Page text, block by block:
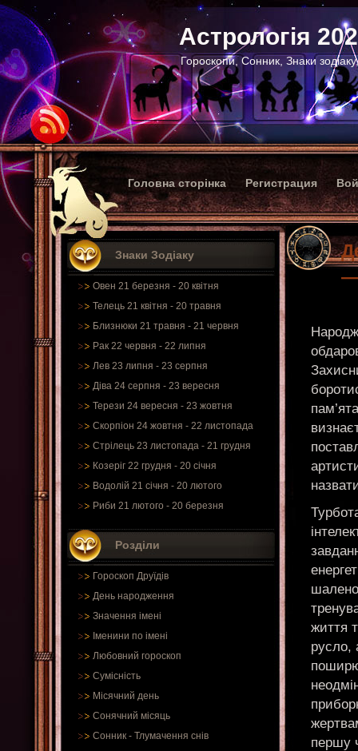
Астрологія
Гороскопи, Сонник, Знаки
Головна сторінка Регистрация
Знаки Зодіаку
Овен 21 березня - 20 квітня
Телець 21 квітня - 20 травня
Близнюки 21 травня - 21 червня
Рак 22 червня - 22 липня
Лев 23 липня - 23 серпня
Діва 24 серпня - 23 вересня
Терези 24 вересня - 23 жовтня
Скорпіон 24 жовтня - 22 листопада
Стрілець 23 листопада - 21 грудня
Козеріг 22 грудня - 20 січня
Водолій 21 січня - 20 лютого
Риби 21 лютого - 20 березня
Розділи
Гороскоп Друїдів
День народження
Значення імені
Іменини по імені
Любовний гороскоп
Сумісність
Місячний день
Сонячний місяць
Сонник - Тлумачення снів
—
життя
русло,
першу